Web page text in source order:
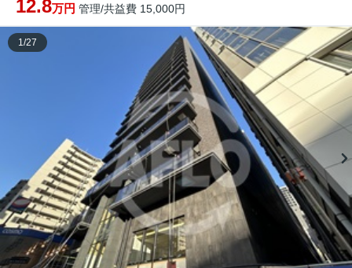
12.8万円 管理/共益費 15,000円
1 /27